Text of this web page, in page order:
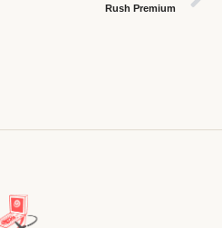
Rush Premium